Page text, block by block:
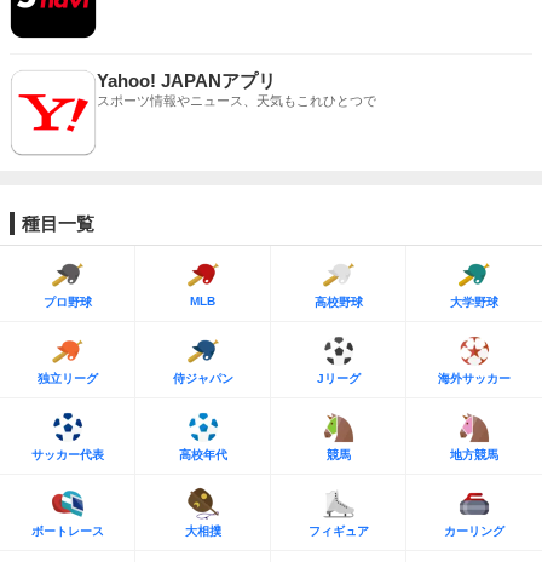
Yahoo! JAPANアプリ
スポーツ情報やニュース、天気もこれひとつで
種目一覧
プロ野球 MLB 高校野球 大学野球
独立リーグ 侍ジャパン Jリーグ 海外サッカー
サッカー代表 高校年代 競馬 地方競馬
ボートレース 大相撲 フィギュア カーリング